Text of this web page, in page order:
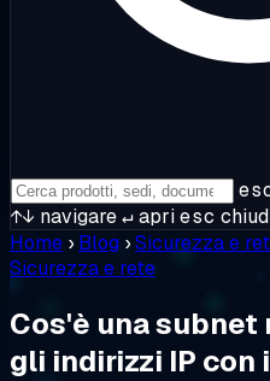
↑↓ navigare↵apriesc
Home › Blog ›Sicurezza e
Sicurezza e rete
Cos'è una
gli indirizzi IP